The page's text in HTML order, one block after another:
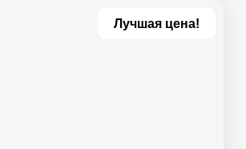
Лучшая цена!